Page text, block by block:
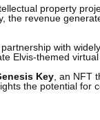
property
the revenue
with
Elvis-themed
Key , an NFT
the potential